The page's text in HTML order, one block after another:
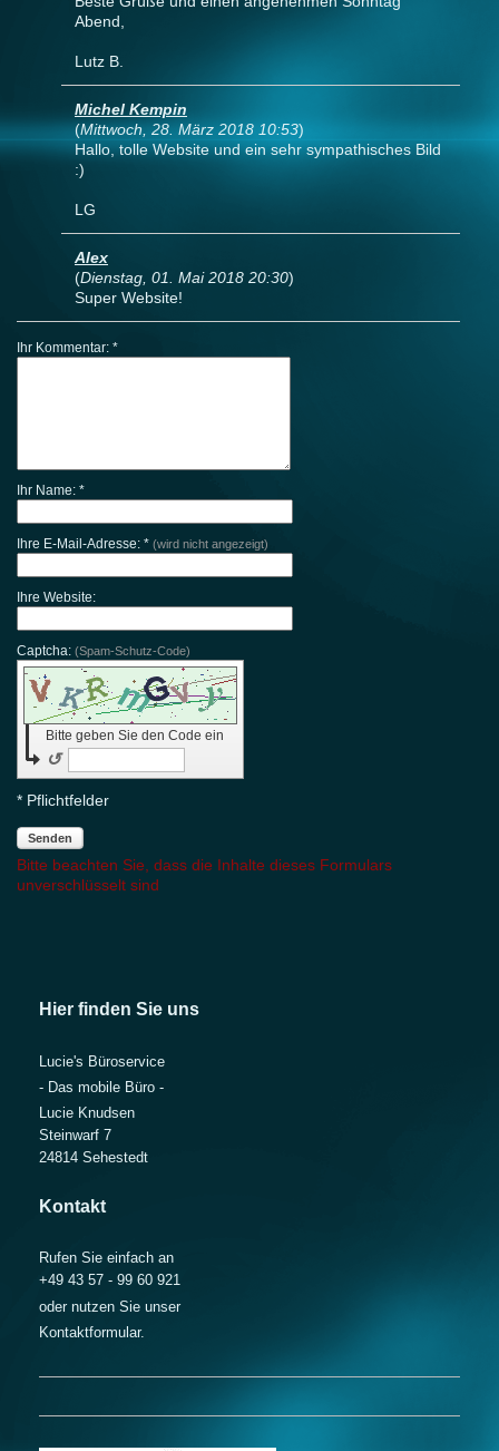
Abend,
Lutz B.
Michel Kempin
(Mittwoch, 28. März 2018 10:53)
Hallo, tolle Website und ein sehr sympathisches Bild
:)
LG
Alex
(Dienstag, 01. Mai 2018 20:30)
Super Website!
Ihr Kommentar: *
Ihr Name: *
Ihre E-Mail-Adresse: * (wird nicht angezeigt)
Ihre Website:
Captcha: (Spam-Schutz-Code)
Bitte geben Sie den Code ein
↺
* Pflichtfelder
Senden
Bitte beachten Sie, dass die Inhalte dieses Formulars
unverschlüsselt sind
Hier finden Sie uns
Lucie's Büroservice
- Das mobile Büro -
Lucie Knudsen
Steinwarf 7
24814 Sehestedt
Kontakt
Rufen Sie einfach an
+49 43 57 - 99 60 921
oder nutzen Sie unser
Kontaktformular.